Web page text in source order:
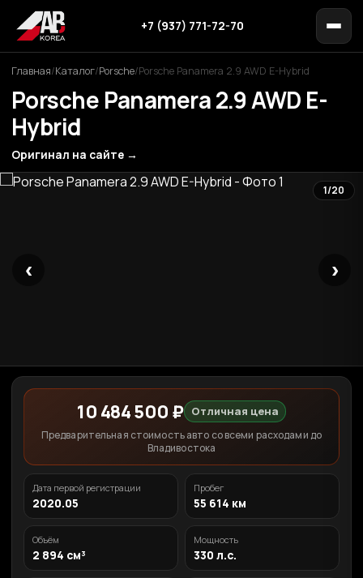
+7 (937) 771-72-70
Главная/Каталог/Porsche/Porsche Panamera 2.9 AWD E-Hybrid
Porsche Panamera 2.9 AWD E-
Hybrid
Оригинал на сайте →
‹ ›
1/20
10 484 500 ₽ Отличная цена
Предварительная стоимость авто со всеми расходами до
Владивостока
Дата первой регистрации
2020.05
Пробег
55 614 км
Объём
2 894 см³
Мощность
330 л.с.